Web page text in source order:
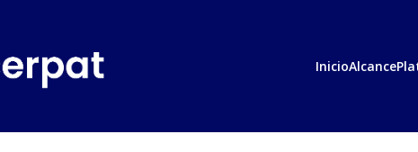
InicioAlcance